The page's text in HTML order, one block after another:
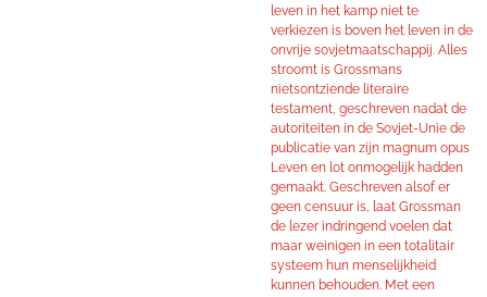
leven in het kamp niet te
verkiezen is boven het leven in de
onvrije sovjetmaatschappij. Alles
stroomt is Grossmans
nietsontziende literaire
testament, geschreven nadat de
autoriteiten in de Sovjet-Unie de
publicatie van zijn magnum opus
Leven en lot onmogelijk hadden
gemaakt. Geschreven alsof er
geen censuur is, laat Grossman
de lezer indringend voelen dat
maar weinigen in een totalitair
systeem hun menselijkheid
kunnen behouden. Met een